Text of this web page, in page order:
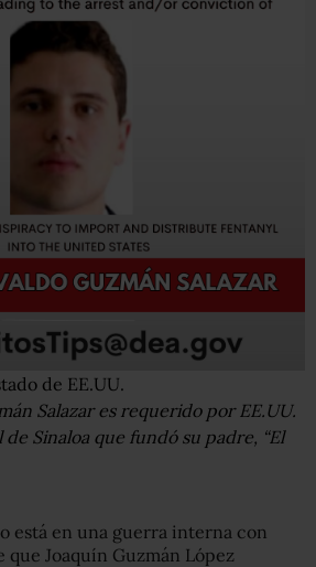
de EE.UU.
Salazar es requerido por EE.UU.
Sinaloa que fundó su padre, “El
está en una guerra interna con
que Joaquín Guzmán López